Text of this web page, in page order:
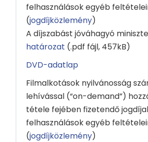
felhasználások egyéb
(jogdíjközlemény)
A díjszabást jóváhagyó
határozat (.pdf fájl, 457kB)
DVD-adatlap
Filmalkotások nyilvánosság
lehívással (“on-demand”)
tétele fejében fizetendő
felhasználások egyéb
(jogdíjközlemény)